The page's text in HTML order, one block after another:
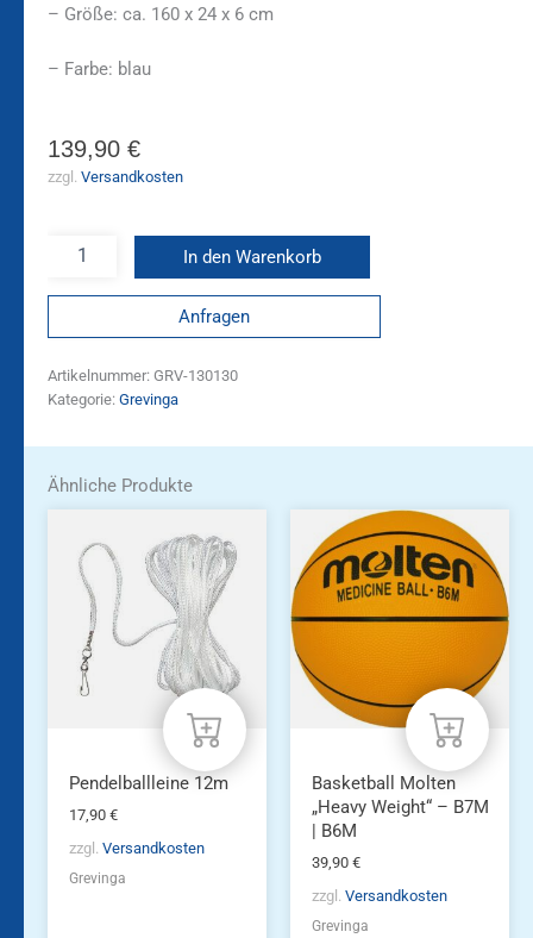
– Größe: ca. 160 x 24 x 6 cm
– Farbe: blau
139,90 €
zzgl. Versandkosten
In den Warenkorb
Anfragen
Artikelnummer: GRV-130130
Kategorie: Grevinga
Ähnliche Produkte
Pendelballleine 12m
17,90 €
zzgl. Versandkosten
Grevinga
Dieses
Produkt
weist
mehrere
Varianten
Optionen
können
Produktseite
gewählt
werden
Basketball Molten
„Heavy Weight“ – B7M
| B6M
39,90 €
zzgl. Versandkosten
Grevinga